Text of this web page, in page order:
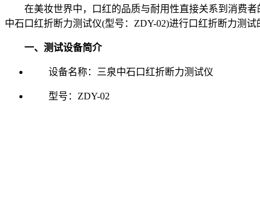
在美妆世界中，口红的品质与耐用性直接关系到消费者
中石口红折断力测试仪(型号：ZDY-02)进行口红折断力测
一、测试设备简介
设备名称：三泉中石口红折断力测试仪
型号：ZDY-02